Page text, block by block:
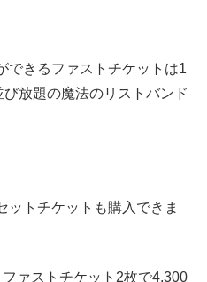
できるファストチケットは1
放題の魔法のリストバンド
ットチケットも購入できま
ァストチケット2枚で4,300